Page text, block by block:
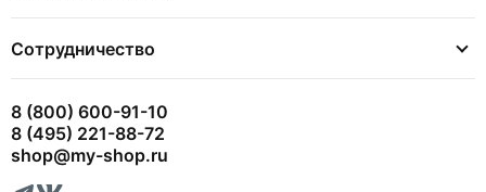
Сотрудничество
8 (800) 600-91-10
8 (495) 221-88-72
shop@my-shop.ru